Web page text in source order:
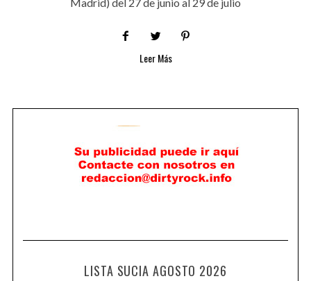
Leer Más
LISTA SUCIA AGOSTO 2026